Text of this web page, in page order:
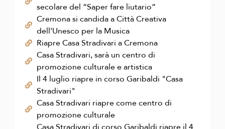
secolare del “Saper fare liutario”
Cremona si candida a Città Creativa
dell’Unesco per la Musica
Riapre Casa Stradivari a Cremona
Casa Stradivari, sarà un centro di
promozione culturale e artistica
Il 4 luglio riapre in corso Garibaldi "Casa
Stradivari"
Casa Stradivari riapre come centro di
promozione culturale
Casa Stradivari di corso Garibaldi riapre il 4